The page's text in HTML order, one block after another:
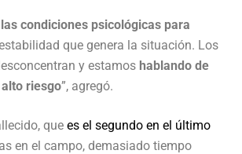
condiciones psicológicas para
que genera la situación. Los
y estamos hablando de
riesgo”, agregó.
que es el segundo en el último
en el campo, demasiado tiempo